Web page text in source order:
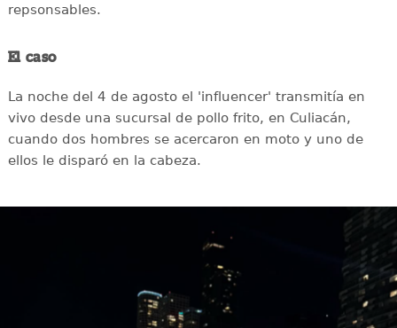
repsonsables.
El caso
La noche del 4 de agosto el 'influencer' transmitía en
vivo desde una sucursal de pollo frito, en Culiacán,
cuando dos hombres se acercaron en moto y uno de
ellos le disparó en la cabeza.